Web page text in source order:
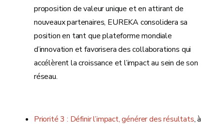
proposition de valeur unique et en attirant de
nouveaux partenaires, EUREKA consolidera sa
position en tant que plateforme mondiale
d’innovation et favorisera des collaborations qui
accélèrent la croissance et l’impact au sein de son
réseau.
Priorité 3 : Définir l’impact, générer des résultats, à